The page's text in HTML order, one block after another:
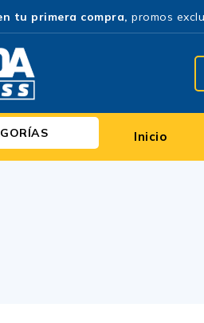
tu primera compra, promos
Inicio